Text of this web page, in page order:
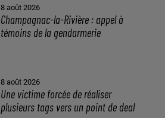
8 août 2026
Champagnac-la-Rivière : appel à
témoins de la gendarmerie
8 août 2026
Une victime forcée de réaliser
plusieurs tags vers un point de deal